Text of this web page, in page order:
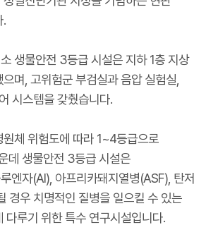
.
생물안전 3등급 시설은 지하 1층 지상
며, 고위험군 부검실과 음압 실험실,
시스템을 갖췄습니다.
원체 위험도에 따라 1~4등급으로
데 생물안전 3등급 시설은
엔자(AI), 아프리카돼지열병(ASF), 탄저
경우 치명적인 질병을 일으킬 수 있는
다루기 위한 특수 연구시설입니다.